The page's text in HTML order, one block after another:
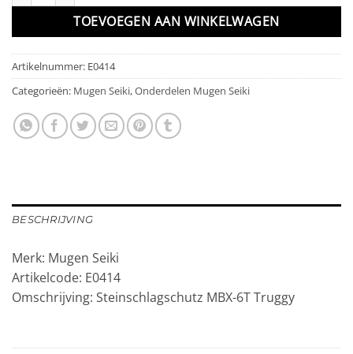
TOEVOEGEN AAN WINKELWAGEN
Artikelnummer: E0414
Categorieën: Mugen Seiki,Onderdelen Mugen Seiki
BESCHRIJVING
Merk: Mugen Seiki
Artikelcode: E0414
Omschrijving: Steinschlagschutz MBX-6T Truggy